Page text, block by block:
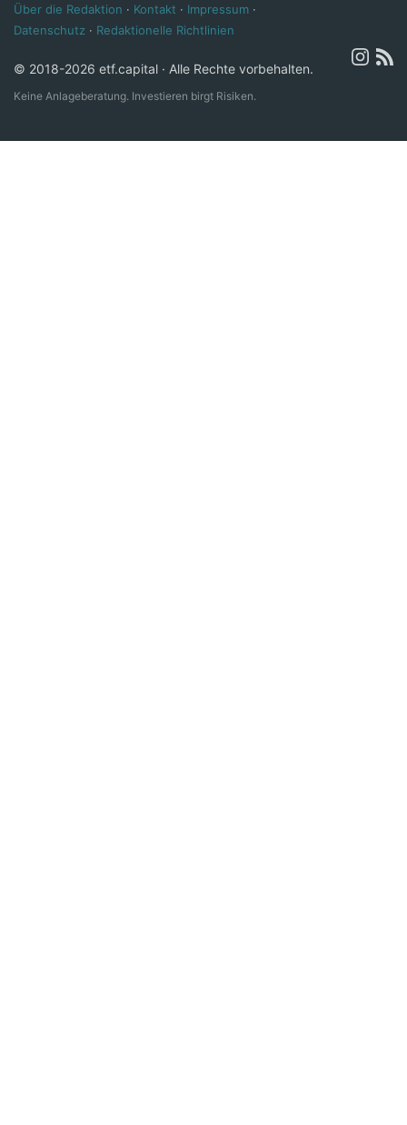
Über die Redaktion · Kontakt · Impressum ·
Datenschutz · Redaktionelle Richtlinien
© 2018-2026 etf.capital · Alle Rechte vorbehalten.
Keine Anlageberatung. Investieren birgt Risiken.